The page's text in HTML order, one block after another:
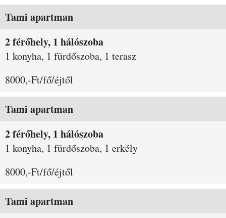
Szobák és árak
Tami apartman
2 férőhely, 1 hálószoba
1 konyha, 1 fürdőszoba, 1 terasz
8000,-Ft/fő/éjtől
Tami apartman
2 férőhely, 1 hálószoba
1 konyha, 1 fürdőszoba, 1 erkély
8000,-Ft/fő/éjtől
Tami apartman